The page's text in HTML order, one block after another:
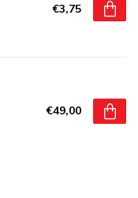
€3,75
€49,00